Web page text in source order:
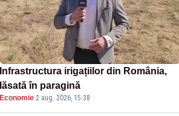
Infrastructura irigațiilor din România,
lăsată în paragină
Economie·2 aug. 2026, 15:38